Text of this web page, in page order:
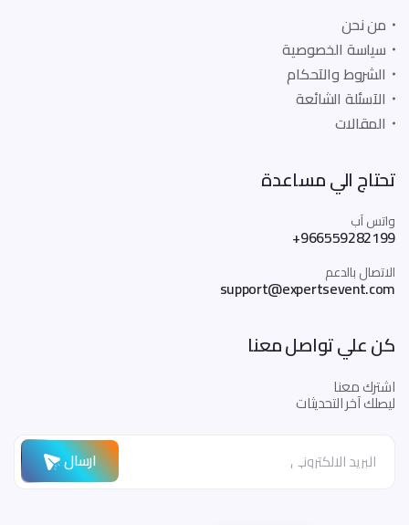
من نحن
سياسة الخصوصية
الشروط والآحكام
الآسئلة الشائعة
المقالات
تحتاج الي مساعدة
واتس آب
+966559282199
الاتصال بالدعم
support@expertsevent.com
كن علي تواصل معنا
اشترك معنا
ليصلك آخر التحديثات
ارسال